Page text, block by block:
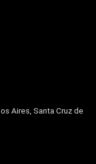
Aires, Santa Cruz de